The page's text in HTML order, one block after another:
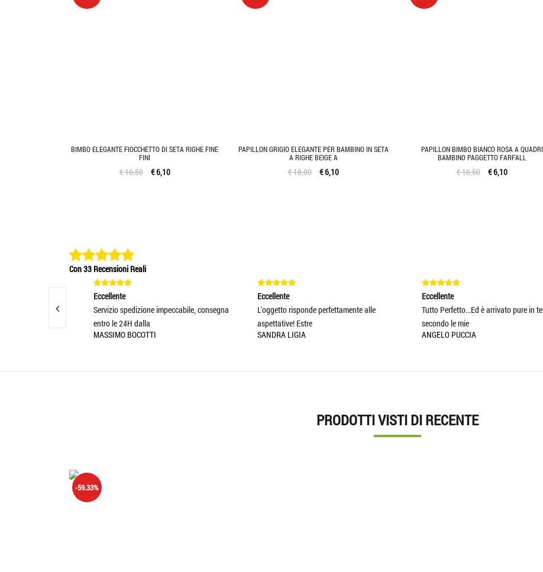
BIMBO ELEGANTE FIOCCHETTO DI SETA RIGHE FINE
FINI
€ 16,50 € 6,10
PAPILLON GRIGIO ELEGANTE PER BAMBINO IN SETA
A RIGHE BEIGE A
€ 18,00 € 6,10
PAPILLON BIMBO BIANCO ROSA A QUADRI
BAMBINO PAGGETTO FARFALL
€ 16,50 € 6,10
Con 33 Recensioni Reali
Eccellente
Servizio spedizione impeccabile, consegna
entro le 24H dalla
MASSIMO BOCOTTI
Eccellente
L'oggetto risponde perfettamente alle
aspettative! Estre
SANDRA LIGIA
Eccellente
Tutto Perfetto...Ed è arrivato pure in tempo
secondo le mie
ANGELO PUCCIA
PRODOTTI VISTI DI RECENTE
'.'
-59.33%